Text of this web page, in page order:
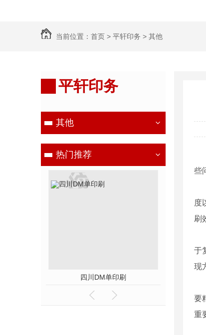
当前位置： 首页 > 平轩印务 > 其他
平轩印务
其他
热门推荐
些
度
刷
于
现
要
重